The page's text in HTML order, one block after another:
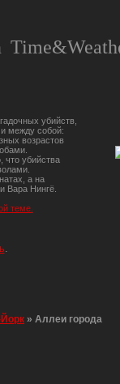
убийств,
между собой:
возрастов
что убийства
а на
Вара Нингё.
теме.
.
»Аллеи города